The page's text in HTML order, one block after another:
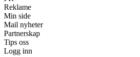
Reklame
Min side
Mail nyheter
Partnerskap
Tips oss
Logg inn